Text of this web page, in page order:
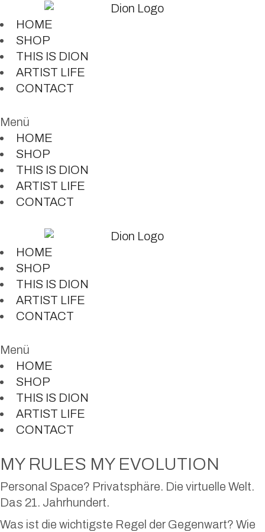
HOME
SHOP
THIS IS DION
ARTIST LIFE
CONTACT
Menü
HOME
SHOP
THIS IS DION
ARTIST LIFE
CONTACT
HOME
SHOP
THIS IS DION
ARTIST LIFE
CONTACT
Menü
HOME
SHOP
THIS IS DION
ARTIST LIFE
CONTACT
MY RULES MY EVOLUTION
Personal Space? Privatsphäre. Die virtuelle Welt.
Das 21. Jahrhundert.
Was ist die wichtigste Regel der Gegenwart? Wie